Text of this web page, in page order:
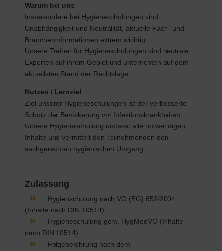
Warum bei uns
Insbesondere bei Hygieneschulungen sind
Unabhängigkeit und Neutralität, aktuelle Fach- und
Brancheninformationen extrem wichtig.
Unsere Trainer für Hygieneschulungen sind neutrale
Experten auf ihrem Gebiet und unterrichten auf dem
aktuellsten Stand der Rechtslage.
Nutzen / Lernziel
Ziel unserer Hygieneschulungen ist der verbesserte
Schutz der Bevölkerung vor Infektionskrankheiten.
Unsere Hygieneschulung umfasst alle notwendigen
Inhalte und vermittelt den Teilnehmenden den
sachgerechten hygienischen Umgang.
Zulassung
Hygienschulung nach VO (EG) 852/2004
(Inhalte nach DIN 10514)
Hygieneschulung gem. HygMedVO (Inhalte
nach DIN 10514)
Folgebelehrung nach dem